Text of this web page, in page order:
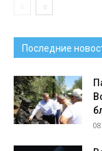
Последние